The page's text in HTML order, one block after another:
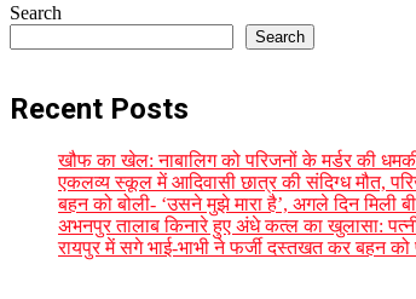
Search
Search
Recent Posts
खौफ का खेल: नाबालिग को परिजनों के मर्डर की
एकलव्य स्कूल में आदिवासी छात्र की संदिग्ध मौत,
बहन को बोली- ‘उसने मुझे मारा है’, अगले दिन मिली
अभनपुर तालाब किनारे हुए अंधे कत्ल का खुलासा:
रायपुर में सगे भाई-भाभी ने फर्जी दस्तखत कर बहन